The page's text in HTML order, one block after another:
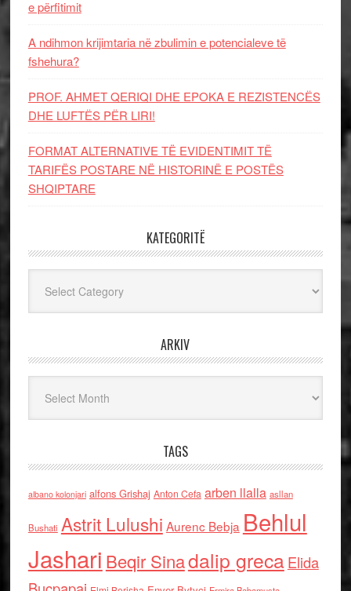
e përfitimit
A ndihmon krijimtaria në zbulimin e potencialeve të
fshehura?
PROF. AHMET QERIQI DHE EPOKA E REZISTENCЁS
DHE LUFTЁS PЁR LIRI!
FORMAT ALTERNATIVE TË EVIDENTIMIT TË
TARIFËS POSTARE NË HISTORINË E POSTËS
SHQIPTARE
KATEGORITË
ARKIV
TAGS
albano kolonjari alfons Grishaj Anton Cefa arben llalla asllan
Bushati Astrit Lulushi Aurenc Bebja Behlul
Jashari Beqir Sinadalip grecaElida